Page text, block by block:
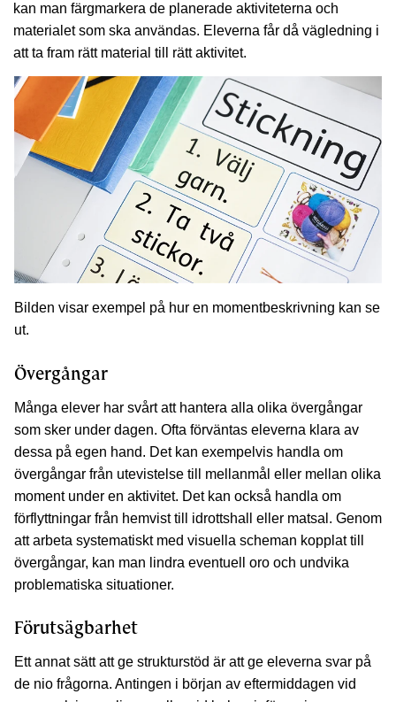
kan man färgmarkera de planerade aktiviteterna och
materialet som ska användas. Eleverna får då vägledning i
att ta fram rätt material till rätt aktivitet.
Bilden visar exempel på hur en momentbeskrivning kan se
ut.
Övergångar
Många elever har svårt att hantera alla olika övergångar
som sker under dagen. Ofta förväntas eleverna klara av
dessa på egen hand. Det kan exempelvis handla om
övergångar från utevistelse till mellanmål eller mellan olika
moment under en aktivitet. Det kan också handla om
förflyttningar från hemvist till idrottshall eller matsal. Genom
att arbeta systematiskt med visuella scheman kopplat till
övergångar, kan man lindra eventuell oro och undvika
problematiska situationer.
Förutsägbarhet
Ett annat sätt att ge strukturstöd är att ge eleverna svar på
de nio frågorna. Antingen i början av eftermiddagen vid